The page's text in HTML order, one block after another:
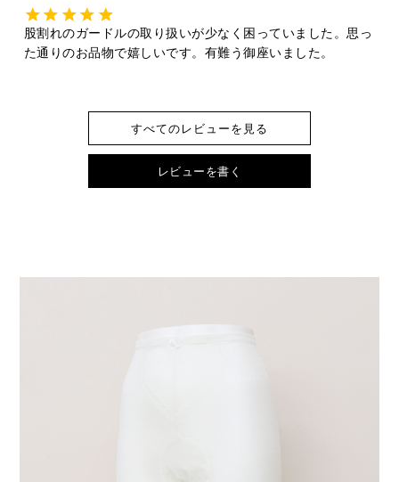
股割れのガードルの取り扱いが少なく困っていました。思っ
た通りのお品物で嬉しいです。有難う御座いました。
すべてのレビューを見る
レビューを書く